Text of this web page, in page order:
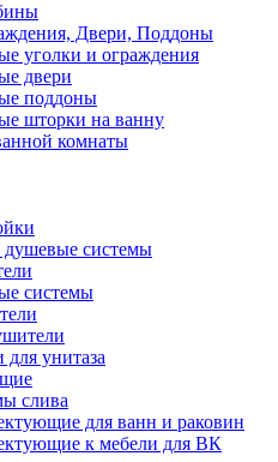
Двери, Поддоны
уголки и ограждения
двери
поддоны
шторки на ванну
комнаты
душевые системы
системы
унитаза
слива
для ванн и раковин
к мебели для ВК